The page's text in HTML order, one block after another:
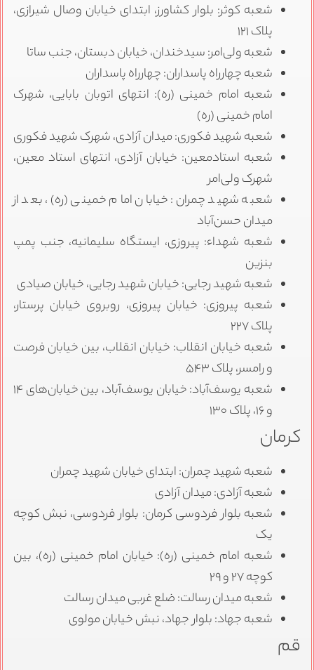
شعبه کوثر: بلوار کشاورز، ابتدای خیابان وصال شیرازی،
پلاک ۱۲۱
شعبه ولی‌امر: سیدخندان، خیابان دبستان، جنب ساتا
شعبه چهارراه پاسداران: چهارراه پاسداران
شعبه امام خمینی (ره): انتهای اتوبان بابایی، شهرک
امام خمینی (ره)
شعبه شهید فکوری: میدان آزادی، شهرک شهید فکوری
شعبه استادمعین: خیابان آزادی، انتهای استاد معین،
شهرک ولی‌امر
شعبه شهید چمران: خیابان امام خمینی (ره)، بعد از
میدان حسن‌آباد
شعبه شهداء: پیروزی، ایستگاه سلیمانیه، جنب پمپ
بنزین
شعبه شهید رجایی: خیابان شهید رجایی، خیابان صیادی
شعبه پیروزی: خیابان پیروزی، روبروی خیابان پرستار،
پلاک ۲۲۷
شعبه خیابان انقلاب: خیابان انقلاب، بین خیابان فرصت
و رامسر، پلاک ۵۴۳
شعبه یوسف‌آباد: خیابان یوسف‌آباد، بین خیابان‌های ۱۴
و ۱۶، پلاک ۱۳۰
کرمان
شعبه شهید چمران: ابتدای خیابان شهید چمران
شعبه آزادی: میدان آزادی
شعبه بلوار فردوسی کرمان: بلوار فردوسی، نبش کوچه
یک
شعبه امام خمینی (ره): خیابان امام خمینی (ره)، بین
کوچه ۲۷ و ۲۹
شعبه میدان رسالت: ضلع غربی میدان رسالت
شعبه جهاد: بلوار جهاد، نبش خیابان مولوی
قم